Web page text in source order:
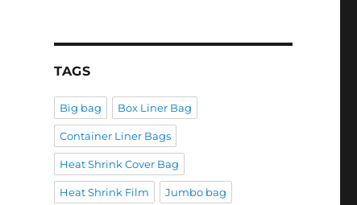
TAGS
Big bag Box Liner Bag
Container Liner Bags
Heat Shrink Cover Bag
Heat Shrink Film Jumbo bag